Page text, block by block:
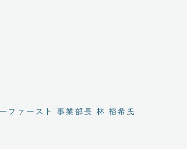
ァースト 事業部長 林 裕希氏